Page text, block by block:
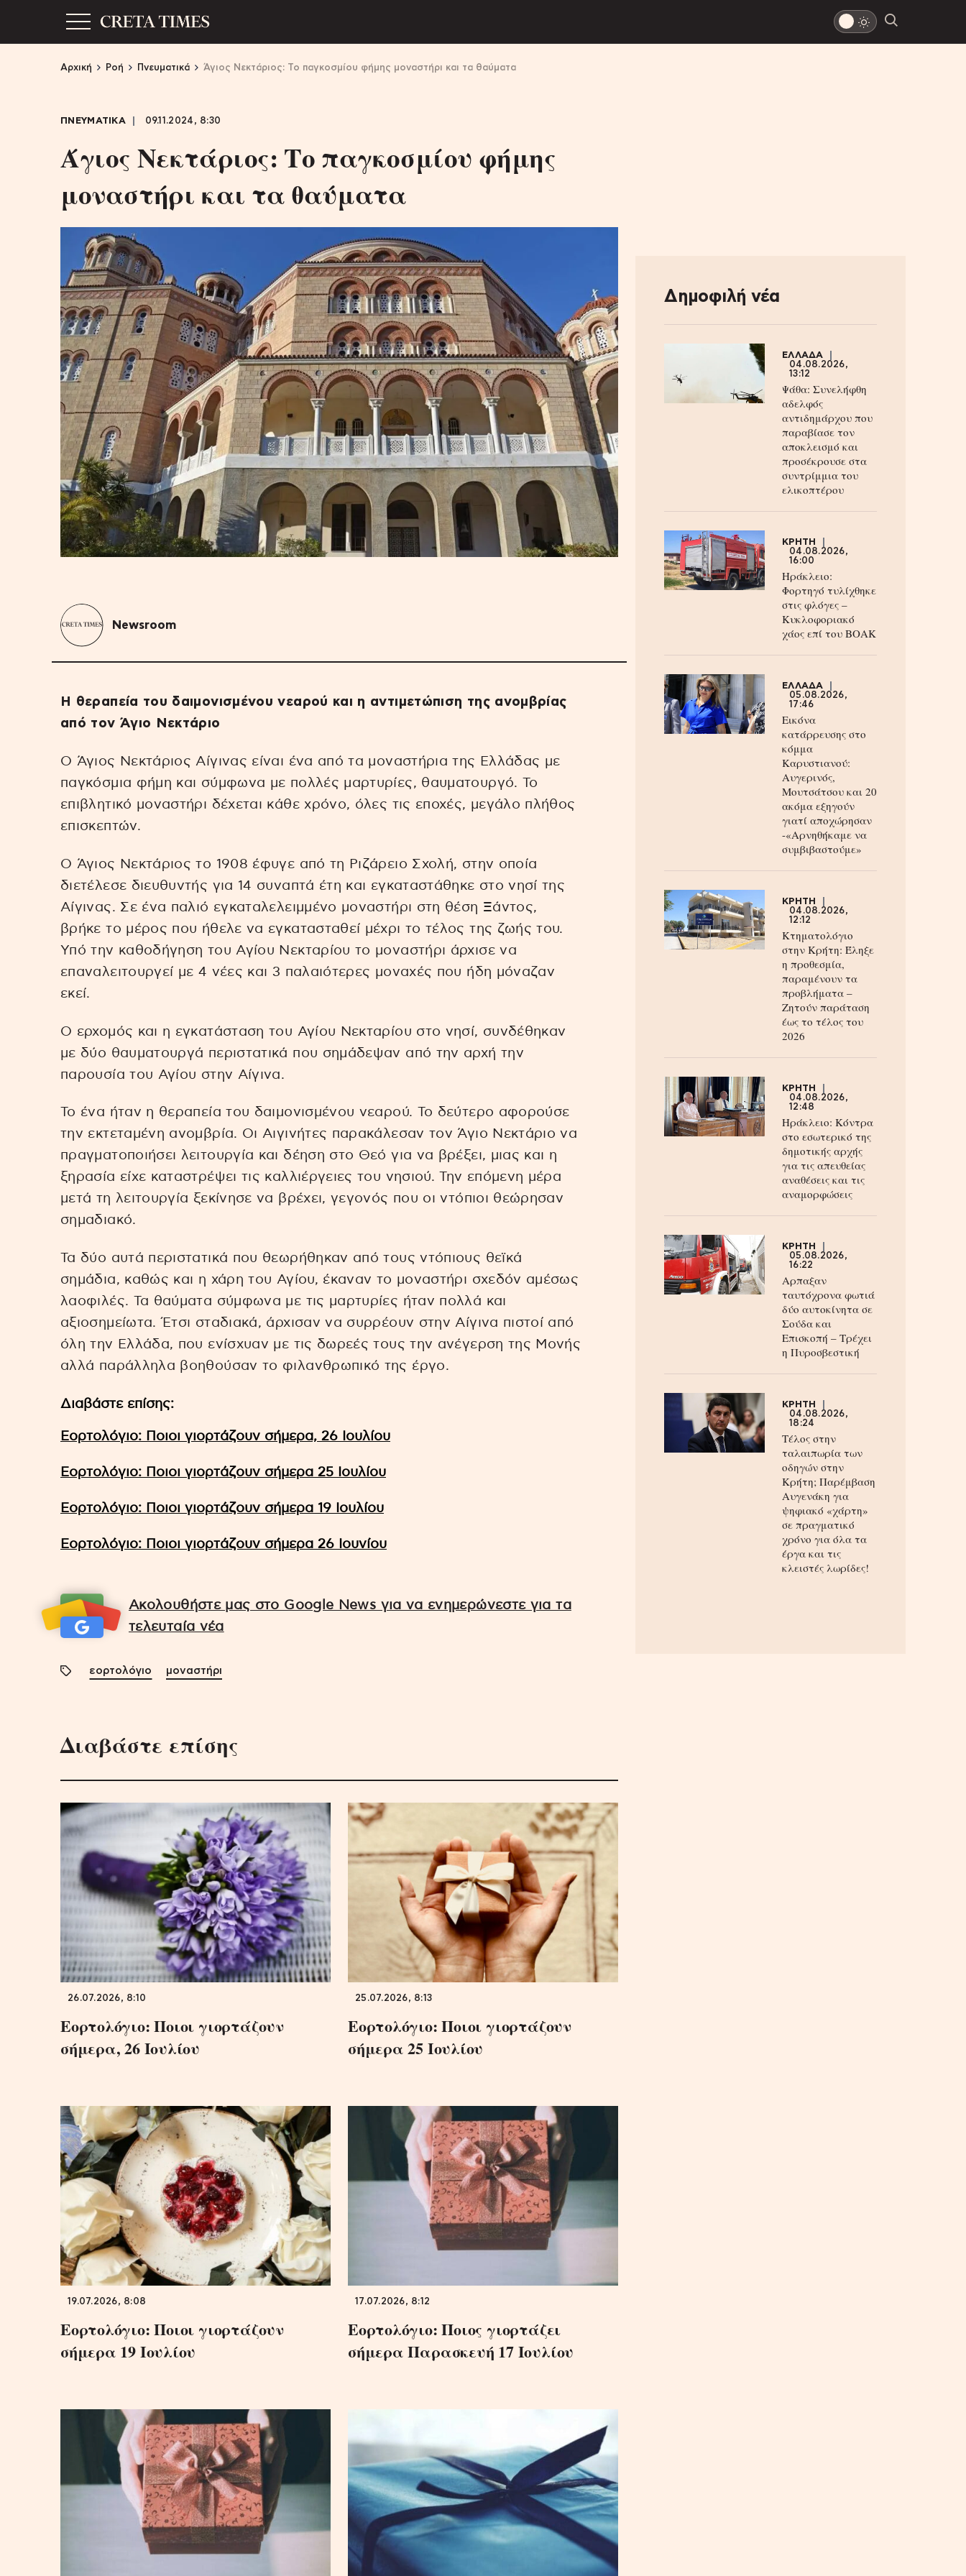
Αρχική Ροή Πνευματικά Άγιος Νεκτάριος: Το παγκοσμίου φήμης μοναστήρι και τα θαύματα
ΠΝΕΥΜΑΤΙΚΑ 09.11.2024, 8:30
Άγιος Νεκτάριος: Το παγκοσμίου φήμης
μοναστήρι και τα θαύματα
Newsroom
Η θεραπεία του δαιμονισμένου νεαρού και η αντιμετώπιση της ανομβρίας
από τον Άγιο Νεκτάριο
Ο Άγιος Νεκτάριος Αίγινας είναι ένα από τα μοναστήρια της Ελλάδας με
παγκόσμια φήμη και σύμφωνα με πολλές μαρτυρίες, θαυματουργό. Το
επιβλητικό μοναστήρι δέχεται κάθε χρόνο, όλες τις εποχές, μεγάλο πλήθος
επισκεπτών.
Ο Άγιος Νεκτάριος το 1908 έφυγε από τη Ριζάρειο Σχολή, στην οποία
διετέλεσε διευθυντής για 14 συναπτά έτη και εγκαταστάθηκε στο νησί της
Αίγινας. Σε ένα παλιό εγκαταλελειμμένο μοναστήρι στη θέση Ξάντος,
βρήκε το μέρος που ήθελε να εγκατασταθεί μέχρι το τέλος της ζωής του.
Υπό την καθοδήγηση του Αγίου Νεκταρίου το μοναστήρι άρχισε να
επαναλειτουργεί με 4 νέες και 3 παλαιότερες μοναχές που ήδη μόναζαν
εκεί.
Ο ερχομός και η εγκατάσταση του Αγίου Νεκταρίου στο νησί, συνδέθηκαν
με δύο θαυματουργά περιστατικά που σημάδεψαν από την αρχή την
παρουσία του Αγίου στην Αίγινα.
Το ένα ήταν η θεραπεία του δαιμονισμένου νεαρού. Το δεύτερο αφορούσε
την εκτεταμένη ανομβρία. Οι Αιγινήτες παρακάλεσαν τον Άγιο Νεκτάριο να
πραγματοποιήσει λειτουργία και δέηση στο Θεό για να βρέξει, μιας και η
ξηρασία είχε καταστρέψει τις καλλιέργειες του νησιού. Την επόμενη μέρα
μετά τη λειτουργία ξεκίνησε να βρέχει, γεγονός που οι ντόπιοι θεώρησαν
σημαδιακό.
Τα δύο αυτά περιστατικά που θεωρήθηκαν από τους ντόπιους θεϊκά
σημάδια, καθώς και η χάρη του Αγίου, έκαναν το μοναστήρι σχεδόν αμέσως
λαοφιλές. Τα θαύματα σύμφωνα με τις μαρτυρίες ήταν πολλά και
αξιοσημείωτα. Έτσι σταδιακά, άρχισαν να συρρέουν στην Αίγινα πιστοί από
όλη την Ελλάδα, που ενίσχυαν με τις δωρεές τους την ανέγερση της Μονής
αλλά παράλληλα βοηθούσαν το φιλανθρωπικό της έργο.
Διαβάστε επίσης:
Εορτολόγιο: Ποιοι γιορτάζουν σήμερα, 26 Ιουλίου
Εορτολόγιο: Ποιοι γιορτάζουν σήμερα 25 Ιουλίου
Εορτολόγιο: Ποιοι γιορτάζουν σήμερα 19 Ιουλίου
Εορτολόγιο: Ποιοι γιορτάζουν σήμερα 26 Ιουνίου
Ακολουθήστε μας στο Google News για να ενημερώνεστε για τα
τελευταία νέα
εορτολόγιο μοναστήρι
Διαβάστε επίσης
26.07.2026, 8:10
Εορτολόγιο: Ποιοι γιορτάζουν
σήμερα, 26 Ιουλίου
25.07.2026, 8:13
Εορτολόγιο: Ποιοι γιορτάζουν
σήμερα 25 Ιουλίου
19.07.2026, 8:08
Εορτολόγιο: Ποιοι γιορτάζουν
σήμερα 19 Ιουλίου
17.07.2026, 8:12
Εορτολόγιο: Ποιος γιορτάζει
σήμερα Παρασκευή 17 Ιουλίου
Δημοφιλή νέα
ΕΛΛΑΔΑ
04.08.2026,
13:12
Ψάθα: Συνελήφθη
αδελφός
αντιδημάρχου που
παραβίασε τον
αποκλεισμό και
προσέκρουσε στα
συντρίμμια του
ελικοπτέρου
ΚΡΗΤΗ
04.08.2026,
16:00
Ηράκλειο:
Φορτηγό τυλίχθηκε
στις φλόγες –
Κυκλοφοριακό
χάος επί του ΒΟΑΚ
ΕΛΛΑΔΑ
05.08.2026,
17:46
Εικόνα
κατάρρευσης στο
κόμμα
Καρυστιανού:
Αυγερινός,
Μουτσάτσου και 20
ακόμα εξηγούν
γιατί αποχώρησαν
-«Αρνηθήκαμε να
συμβιβαστούμε»
ΚΡΗΤΗ
04.08.2026,
12:12
Κτηματολόγιο
στην Κρήτη: Έληξε
η προθεσμία,
παραμένουν τα
προβλήματα –
Ζητούν παράταση
έως το τέλος του
2026
ΚΡΗΤΗ
04.08.2026,
12:48
Ηράκλειο: Κόντρα
στο εσωτερικό της
δημοτικής αρχής
για τις απευθείας
αναθέσεις και τις
αναμορφώσεις
ΚΡΗΤΗ
05.08.2026,
16:22
Αρπαξαν
ταυτόχρονα φωτιά
δύο αυτοκίνητα σε
Σούδα και
Επισκοπή – Τρέχει
η Πυροσβεστική
ΚΡΗΤΗ
04.08.2026,
18:24
Τέλος στην
ταλαιπωρία των
οδηγών στην
Κρήτη; Παρέμβαση
Αυγενάκη για
ψηφιακό «χάρτη»
σε πραγματικό
χρόνο για όλα τα
έργα και τις
κλειστές λωρίδες!